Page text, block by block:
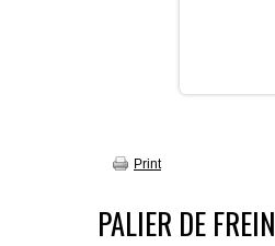
Print
PALIER DE FREIN